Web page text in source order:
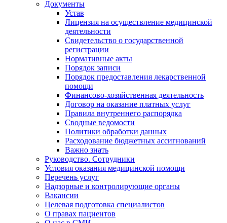
Документы
Устав
Лицензия на осуществление медицинской
деятельности
Свидетельство о государственной
регистрации
Нормативные акты
Порядок записи
Порядок предоставления лекарственной
помощи
Финансово-хозяйственная деятельность
Договор на оказание платных услуг
Правила внутреннего распорядка
Сводные ведомости
Политики обработки данных
Расходование бюджетных ассигнований
Важно знать
Руководство. Сотрудники
Условия оказания медицинской помощи
Перечень услуг
Надзорные и контролирующие органы
Вакансии
Целевая подготовка специалистов
О правах пациентов